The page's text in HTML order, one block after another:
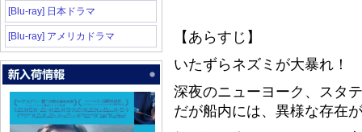
[Blu-ray] 日本ドラマ
[Blu-ray] アメリカドラマ
【あらすじ】
いたずらネズミが大暴れ！
深夜のニューヨーク、スタ
だが船内には、異様な存在